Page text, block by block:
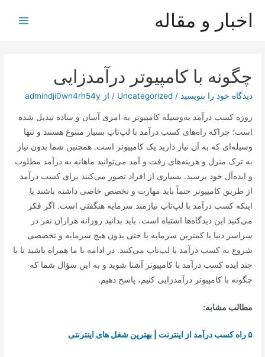
اخبار و مقاله
چگونه با کامپیوتر درآمدزایی
دیدگاه‌ خود را بنویسید /
Uncategorized / از admindji0wn4rh54y
روزه کسب درآمد به‌وسیله کامپیوتر به امری آسان و ساده تبدیل شده
است؛ چراکه راه‌های کسب درآمد با لپ‌تاپ بسیار متنوع هستند و تنها
وسیله‌ای که به آن نیاز دارید یک کامپیوتر است. همچنین شما بدون نیاز
به ترک منزل و هزینه‌های رفت و آمد می‌توانید ماهانه به درآمد مطلوب
و ایده‌آل خود برسید. بسیاری از افراد تصور می‌کنند برای کسب درآمد
از طریق کامپیوتر حتماً باید مهارت و تخصص خاصی داشته باشند یا
اینکه کسب درآمد با لپ‌تاپ نیازمند سرمایه هنگفتی است. اگر فکر
می‌کنید این دیدگاه‌ها اشتباه است، باید بدانید روزانه هزاران نفر در
سراسر دنیا با کمترین سرمایه یا حتی بدون هیچ سرمایه و تخصصی
شروع به کسب درآمد با لپ‌تاپ می‌کنند. در ادامه با ما همراه باشید تا با
چند ایده کسب درآمد با کامپیوتر آشنا شوید و به این سؤال شما که
چگونه با کامپیوتر درآمدزایی کنیم، پاسخ دهیم.
مطالب مشابه:
۵ راه کسب درآمد از اینترنت | بهترین شغل های اینترنتی